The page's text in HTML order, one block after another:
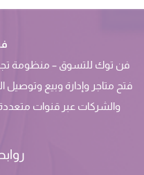
فن توك للتسوق – منظومة
فتح متاجر وإدارة وبيع وتوصيل
والشركات عبر قنوات